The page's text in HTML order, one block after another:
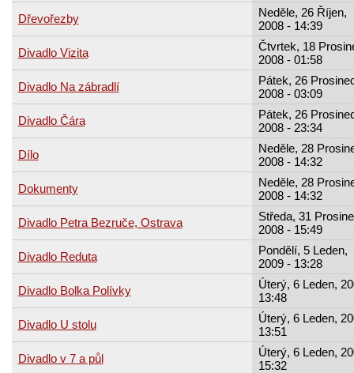
Dřevořezby
Neděle, 26 Říjen,
2008 - 14:39
Divadlo Vizita
Čtvrtek, 18
2008 - 01:58
Divadlo Na zábradlí
Pátek, 26
2008 - 03:09
Divadlo Čára
Pátek, 26
2008 - 23:34
Dílo
Neděle, 28
2008 - 14:32
Dokumenty
Neděle, 28
2008 - 14:32
Divadlo Petra Bezruče, Ostrava
Středa, 31
2008 - 15:49
Divadlo Reduta
Pondělí, 5 Leden,
2009 - 13:28
Divadlo Bolka Polívky
Úterý, 6 Leden,
13:48
Divadlo U stolu
Úterý, 6 Leden,
13:51
Divadlo v 7 a půl
Úterý, 6 Leden,
15:32